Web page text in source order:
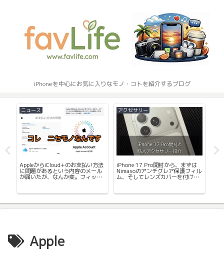
iPhoneを中心にお気に入りなモノ・コトを紹介するブログ
Mac
身だしなみにMacBookを持ち歩
く？手のひらサイズのMacBookの
iPhoneアプリ
Matter : 写真に幾何学的な3Dオブ
ジェを追加して神秘的な写真や動
画が作成できるアプリ。眺めてい
て面白い。
Apple